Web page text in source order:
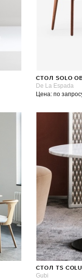
СТОЛ SOLO
De La Espada
Цена: по
СТОЛ TS
Gubi